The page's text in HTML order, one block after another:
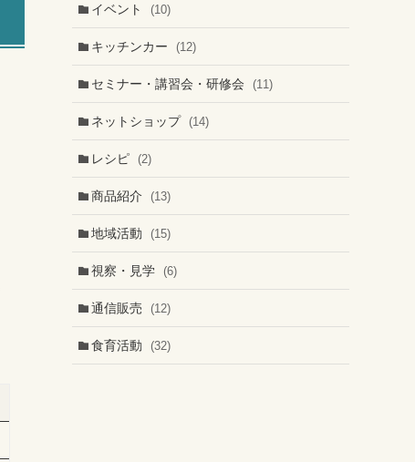
イベント (10)
キッチンカー (12)
セミナー・講習会・研修会 (11)
ネットショップ (14)
レシピ (2)
商品紹介 (13)
地域活動 (15)
視察・見学 (6)
通信販売 (12)
食育活動 (32)